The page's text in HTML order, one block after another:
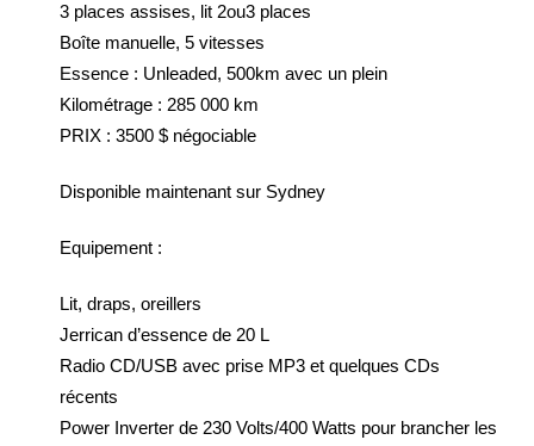
3 places assises, lit 2ou3 places
Boîte manuelle, 5 vitesses
Essence : Unleaded, 500km avec un plein
Kilométrage : 285 000 km
PRIX : 3500 $ négociable
Disponible maintenant sur Sydney
Equipement :
Lit, draps, oreillers
Jerrican d’essence de 20 L
Radio CD/USB avec prise MP3 et quelques CDs
récents
Power Inverter de 230 Volts/400 Watts pour brancher les